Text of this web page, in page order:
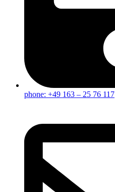
phone: +49 163 – 25 76 117